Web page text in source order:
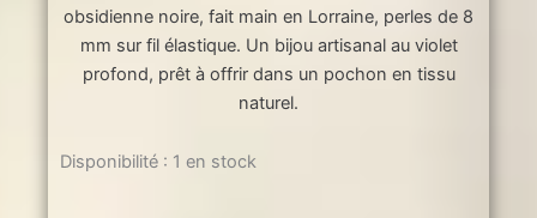
obsidienne noire, fait main en Lorraine, perles de 8
mm sur fil élastique. Un bijou artisanal au violet
profond, prêt à offrir dans un pochon en tissu
naturel.
Disponibilité : 1 en stock
quantité